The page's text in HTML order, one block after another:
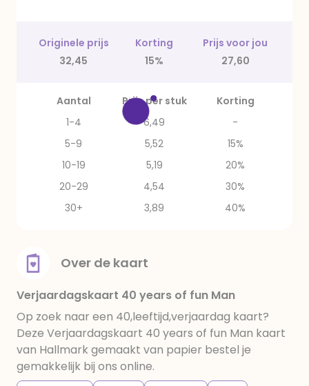
Originele prijs Korting
Prijs voor jou
32,45
15% 27,60
Aantal Prijs per stuk
Korting
1-4
6,49
-
5-9
5,52
15%
10-19
5,19
20%
20-29
4,54
30%
30+
3,89 40%
Over de kaart
Verjaardagskaart 40 years of fun Man
Op zoek naar een 40,leeftijd,verjaardag kaart?
Deze Verjaardagskaart 40 years of fun Man kaart
van Hallmark gemaakt van papier bestel je
gemakkelijk bij ons online.